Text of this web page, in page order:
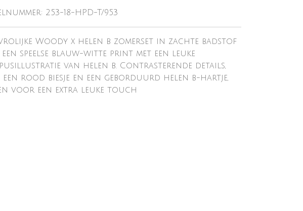
253-18-HPD-T/953
vrolijke Woody x helen b zomerset in zachte badstof
speelse blauw-witte print met een leuke
van helen b. Contrasterende details,
een rood biesje en een geborduurd helen b-hartje,
voor een extra leuke touch